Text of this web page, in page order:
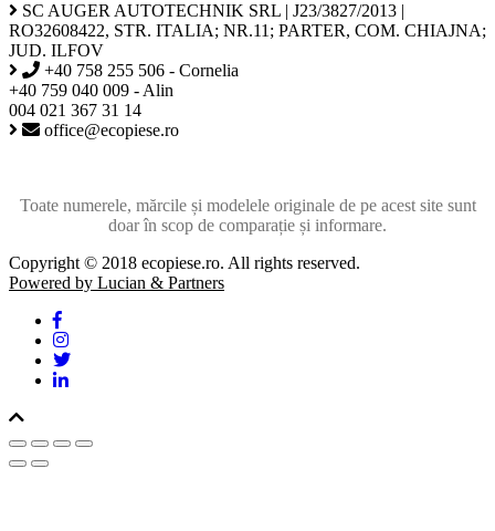
SC AUGER AUTOTECHNIK SRL | J23/3827/2013 |
RO32608422, STR. ITALIA; NR.11; PARTER, COM. CHIAJNA;
JUD. ILFOV
+40 758 255 506 - Cornelia
+40 759 040 009 - Alin
004 021 367 31 14
office@ecopiese.ro
Toate numerele, mărcile și modelele originale de pe acest site sunt
doar în scop de comparație și informare.
Copyright © 2018 ecopiese.ro. All rights reserved.
Powered by Lucian & Partners